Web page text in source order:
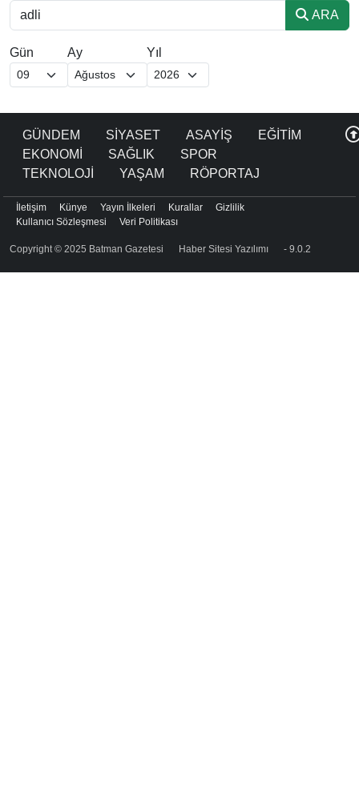
ARA
Gün Ay Yıl
GÜNDEM SİYASET ASAYİŞ
EĞİTİM
EKONOMİ
SAĞLIK
SPOR
TEKNOLOJİ
YAŞAM RÖPORTAJ
Copyright © 2025 Batman Gazetesi Haber Sitesi Yazılımı - 9.0.2
İletişim Künye Yayın İlkeleri Kurallar
Gizlilik
Kullanıcı Sözleşmesi
Veri Politikası